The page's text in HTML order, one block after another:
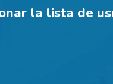
la lista de